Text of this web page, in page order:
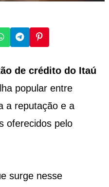
de crédito do Itaú
popular entre
a reputação e a
oferecidos pelo
surge nesse